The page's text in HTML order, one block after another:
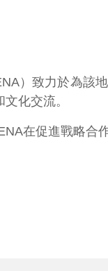
）致力於為該
化交流。
在促進戰略合